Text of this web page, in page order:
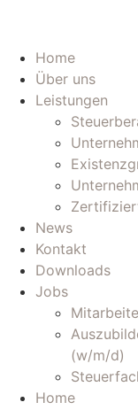
Home
Über uns
Leistungen
News
Kontakt
Downloads
Jobs
(w/m/d)
Home